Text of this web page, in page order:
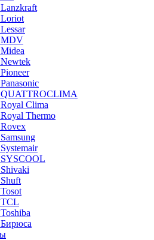
MDV
QUATTROCLIMA
Clima
Thermo